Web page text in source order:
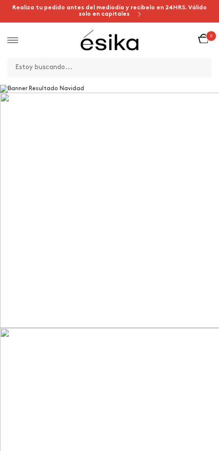
Realiza tu pedido antes del mediodía y recíbelo en 24HRS. Válido
solo en capitales
0